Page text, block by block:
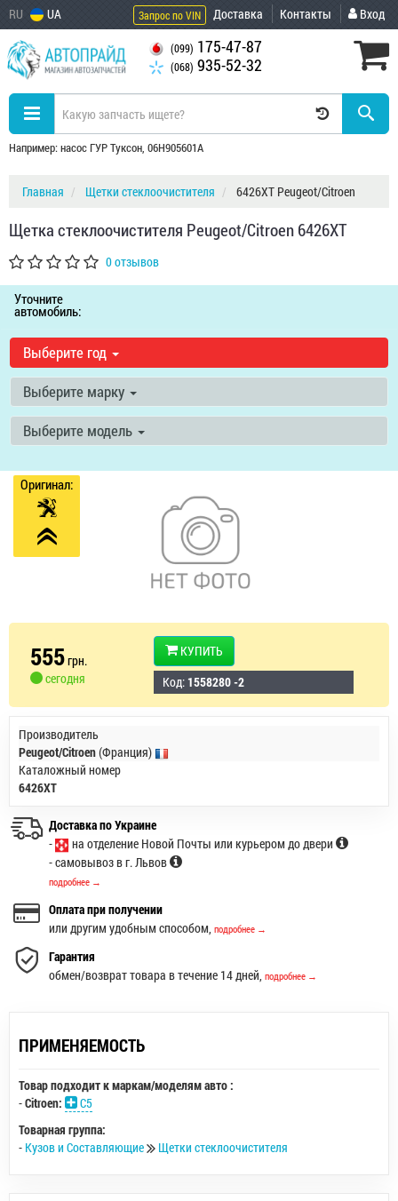
RU UA Запрос по VIN Доставка Контакты Вход
(099) 175-47-87
(068) 935-52-32
Например: насос ГУР Туксон, 06H905601A
Главная Щетки стеклоочистителя 6426XT Peugeot/Citroen
Щетка стеклоочистителя Peugeot/Citroen 6426XT
0 отзывов
Уточните
автомобиль:
Выберите год
Выберите марку
Выберите модель
Оригинал:
555грн.
сегодня
КУПИТЬ
Код: 1558280 -2
Производитель
Peugeot/Citroen(Франция)
Каталожный номер
6426XT
Доставка по Украине
-
на отделение Новой Почты или курьером до двери
- самовывоз в г. Львов
подробнее →
Оплата при получении
или другим удобным способом, подробнее →
Гарантия
обмен/возврат товара в течение 14 дней, подробнее →
ПРИМЕНЯЕМОСТЬ
Товар подходит к маркам/моделям авто :
-Citroen:
C5
Товарная группа:
- Кузов и Составляющие Щетки стеклоочистителя